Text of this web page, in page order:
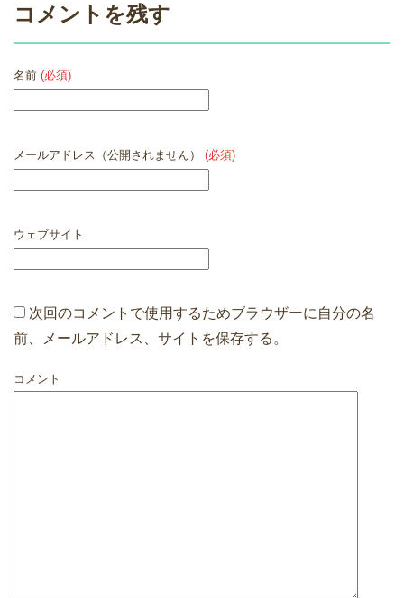
コメントを残す
名前 (必須)
メールアドレス（公開されません） (必須)
ウェブサイト
次回のコメントで使用するためブラウザーに自分の名
前、メールアドレス、サイトを保存する。
コメント